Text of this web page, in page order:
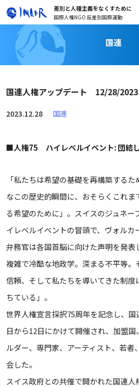
差別と人種主義をなくすために
国際人権NGO 反差別国際運動
国連
国連人権アップデート 12/28/
2023.12.28 国連
■人権75 ハイレベルイベント: 団結
「私たちは希望の基礎を再構築する
なこの歴史的瞬間に、おそらくこれ
る希望のために」。スイスのジュネー
イレベルイベントの冒頭で、ヴォル
弁務官は各国首脳に向けた声明を発表
複雑で冷酷な地政学。深まる不平等
信頼、そして私たちを導いてきた制度
ちている」。
世界人権宣言採択75周年を記念し、国
日から12日にかけて開催され、加盟
ルダー、専門家、アーティスト、若者
会した。
スイス政府との共催で開かれた国連